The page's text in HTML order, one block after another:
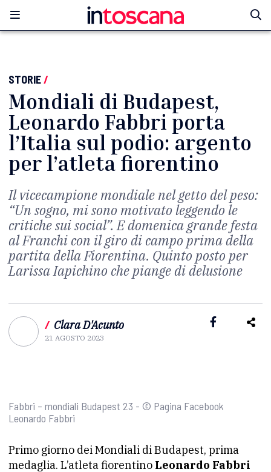
STORIE/
Mondiali di Budapest,
Leonardo Fabbri porta
l’Italia sul podio: argento
per l’atleta fiorentino
Il vicecampione mondiale nel getto del peso:
“Un sogno, mi sono motivato leggendo le
critiche sui social”. E domenica grande festa
al Franchi con il giro di campo prima della
partita della Fiorentina. Quinto posto per
Larissa Iapichino che piange di delusione
/ Clara D'Acunto
21 AGOSTO 2023
Fabbri – mondiali Budapest 23 - © Pagina Facebook
Leonardo Fabbri
Primo giorno dei Mondiali di Budapest, prima
medaglia. L’atleta fiorentino Leonardo Fabbri